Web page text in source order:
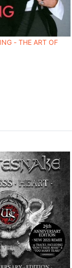
- THE ART OF